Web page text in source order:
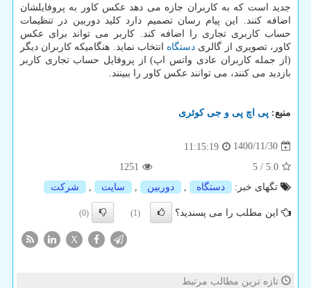
جدید است که به کاربران جازه می دهد عکس کاور به پروفایلشان
اضافه کنند. این پیام رسان تصمیم دارد کلید دوربین در تنظیمات
حساب کاربری تجاری را اضافه کند. کاربر می تواند برای عکس
کاور، تصویری از گالری دستگاه انتخاب نماید. هنگامیکه کاربران دیگر
(از جمله کاربران عادی واتس اپ) از پروفایل حساب تجاری کاربر
بازدید می کنند، می توانند عکس کاور را ببینند.
منبع: پی اچ پی و جی كوئری
1400/11/30
11:15:19
5.0
/
5
1251
تگهای خبر:
دستگاه , دوربین , سایت , شركت
این مطلب را می پسندید؟ (1)
(0)
X
تازه ترین مطالب مرتبط